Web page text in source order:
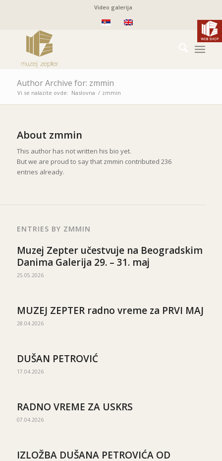
Video galerija
Author Archive for: zmmin
Vi se nalazite ovde: Naslovna / zmmin
About zmmin
This author has not written his bio yet.
But we are proud to say that zmmin contributed 236
entries already.
ENTRIES BY ZMMIN
Muzej Zepter učestvuje na Beogradskim
Danima Galerija 29. – 31. maj
25.05.2026
MUZEJ ZEPTER radno vreme za PRVI MAJ
28.04.2026
DUŠAN PETROVIĆ
17.04.2026
RADNO VREME ZA USKRS
07.04.2026
IZLOŽBA DUŠANA PETROVIĆA OD